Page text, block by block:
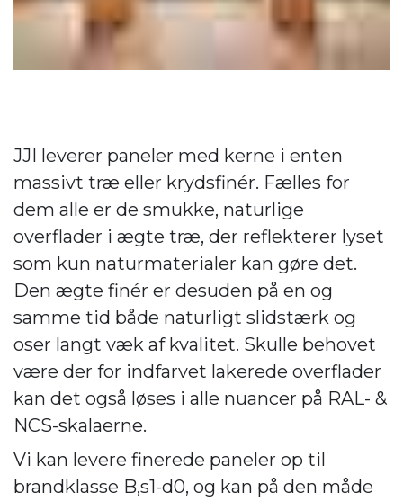
JJI leverer paneler med kerne i enten
massivt træ eller krydsfinér. Fælles for
dem alle er de smukke, naturlige
overflader i ægte træ, der reflekterer lyset
som kun naturmaterialer kan gøre det.
Den ægte finér er desuden på en og
samme tid både naturligt slidstærk og
oser langt væk af kvalitet. Skulle behovet
være der for indfarvet lakerede overflader
kan det også løses i alle nuancer på RAL- &
NCS-skalaerne.
Vi kan levere finerede paneler op til
brandklasse B,s1-d0, og kan på den måde